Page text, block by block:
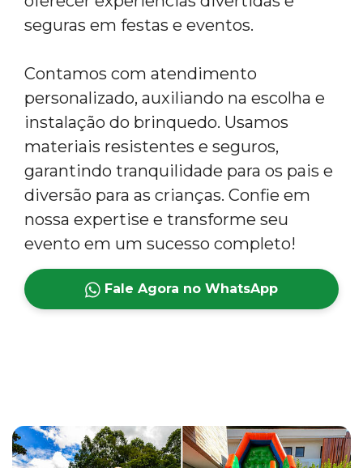
seguras em festas e eventos.
Contamos com atendimento
personalizado, auxiliando na escolha e
instalação do brinquedo. Usamos
materiais resistentes e seguros,
garantindo tranquilidade para os pais e
diversão para as crianças. Confie em
nossa expertise e transforme seu
evento em um sucesso completo!
Fale Agora no WhatsApp